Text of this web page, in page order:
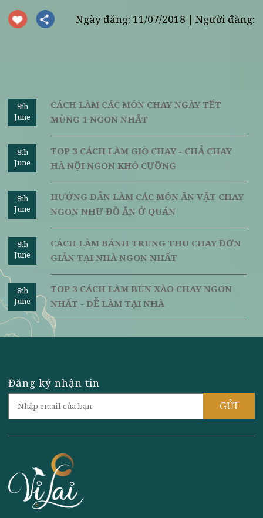
Nguyên liệu: Bạn cần chuẩn bị rau xà lách, xoài chín (gọt
bào thành miếng mỏng dài), ớt chuông, hành lá. Ngoài ra;
Trước tiên, thái ớt chuông thành các miếng mỏng dài, sau
băm nhỏ
Cho bơ, nước chanh, nước lọc, húng tây và muối vào bát
đánh đều lên làm nước chấm. Đánh đến khi nào ta được
hỗn hợp sốt mịn, sau đó nếm thử.
Cho rau xà lách, xoài, ớt chuông, hành lá vào trộn đều lên
hỗn hợp nhân gỏi. Trải bánh đa cuốn ra, cho nhân vào rồi
chặt tay. Cuối cùng nhúng vào nước sốt bơ rồi thưởng thức.
Qua bài viết trên, Vị Lai đã giới thiệu 10
đỉnh mà bạn nên làm và thưởng thức trong những bữa ăn
tuần cùng gia đình và bạn bè phù hợp với những ngày nóng
của tiết trời mùa hạ. Chúc bạn thực hiện thành công
có những phút giây hạnh phúc trong bữa ăn gia đình.
Ngày đăng: 11/07/2018 | Người
8th
June
CÁCH LÀM CÁC MÓN CHAY NGÀY TẾT
MÙNG 1 NGON NHẤT